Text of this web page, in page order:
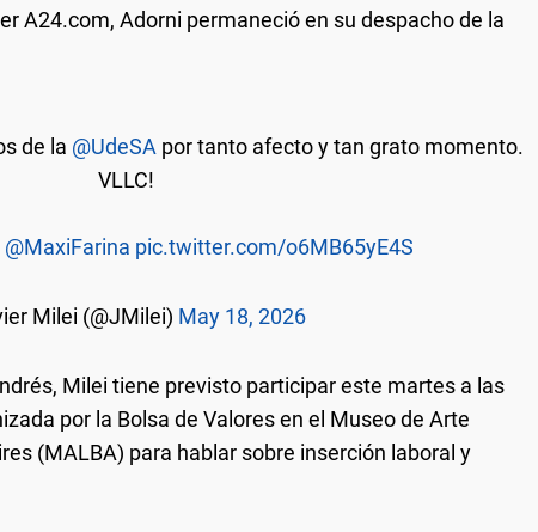
A24.com, Adorni permaneció en su despacho de la
de la @UdeSA por tanto afecto y tan grato momento.
VLLC!
@MaxiFarina pic.twitter.com/o6MB65yE4S
Milei (@JMilei) May 18, 2026
Milei tiene previsto participar este martes a las
por la Bolsa de Valores en el Museo de Arte
(MALBA) para hablar sobre inserción laboral y